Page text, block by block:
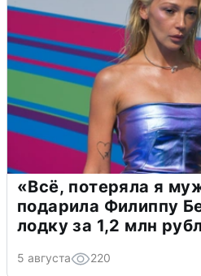
«Всё, потеряла я
подарила Филиппу
лодку за 1,2 млн
5 августа 220